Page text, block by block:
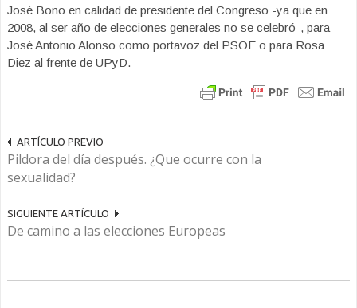
José Bono en calidad de presidente del Congreso -ya que en
2008, al ser año de elecciones generales no se celebró-, para
José Antonio Alonso como portavoz del PSOE o para Rosa
Diez al frente de UPyD.
ARTÍCULO PREVIO
Pildora del día después. ¿Que ocurre con la
sexualidad?
SIGUIENTE ARTÍCULO
De camino a las elecciones Europeas